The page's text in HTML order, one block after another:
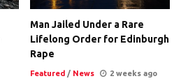
Man Jailed Under a Rare
Lifelong Order for Edinburgh
Rape
Featured / News
2 weeks ago